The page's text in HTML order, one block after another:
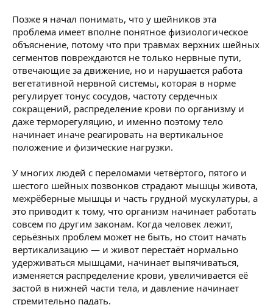
Позже я начал понимать, что у шейников эта
проблема имеет вполне понятное физиологическое
объяснение, потому что при травмах верхних шейных
сегментов повреждаются не только нервные пути,
отвечающие за движение, но и нарушается работа
вегетативной нервной системы, которая в норме
регулирует тонус сосудов, частоту сердечных
сокращений, распределение крови по организму и
даже терморегуляцию, и именно поэтому тело
начинает иначе реагировать на вертикальное
положение и физические нагрузки.
У многих людей с переломами четвёртого, пятого и
шестого шейных позвонков страдают мышцы живота,
межрёберные мышцы и часть грудной мускулатуры, а
это приводит к тому, что организм начинает работать
совсем по другим законам. Когда человек лежит,
серьёзных проблем может не быть, но стоит начать
вертикализацию — и живот перестаёт нормально
удерживаться мышцами, начинает выпячиваться,
изменяется распределение крови, увеличивается её
застой в нижней части тела, и давление начинает
стремительно падать.